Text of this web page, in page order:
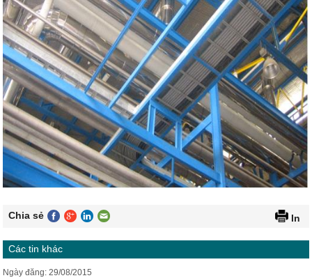
HETRONIC
EATON
LAND
OPTEK
PEPPERL + FUCHS
TUCK
SICK
WEIDMULLER
KHÁC
Chia sẻ In
Các tin khác
Ngày đăng: 29/08/2015